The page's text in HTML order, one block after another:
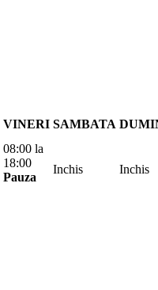
VINERI SAMBATA
08:00 la
18:00
Pauza
Inchis Inchis